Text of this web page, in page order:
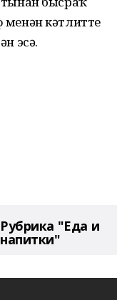
кәтлитте
эсә.
Рубрика "Еда и
напитки"